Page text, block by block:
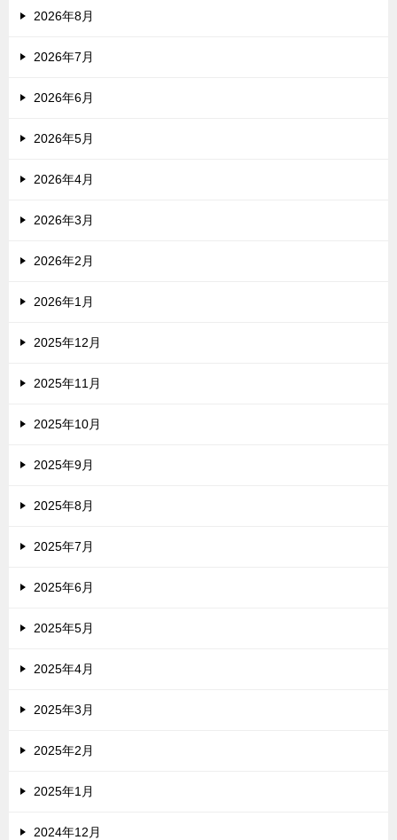
2026年8月
2026年7月
2026年6月
2026年5月
2026年4月
2026年3月
2026年2月
2026年1月
2025年12月
2025年11月
2025年10月
2025年9月
2025年8月
2025年7月
2025年6月
2025年5月
2025年4月
2025年3月
2025年2月
2025年1月
2024年12月